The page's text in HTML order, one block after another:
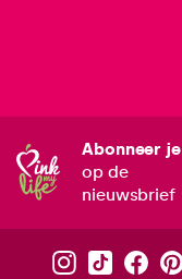
Abonneer je
op de
nieuwsbrief